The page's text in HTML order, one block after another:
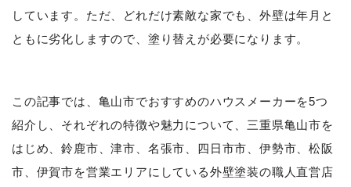
しています。ただ、どれだけ素敵な家でも、外壁は年月と
ともに劣化しますので、塗り替えが必要になります。
この記事では、亀山市でおすすめのハウスメーカーを5つ
紹介し、それぞれの特徴や魅力について、三重県亀山市を
はじめ、鈴鹿市、津市、名張市、四日市市、伊勢市、松阪
市、伊賀市を営業エリアにしている外壁塗装の職人直営店